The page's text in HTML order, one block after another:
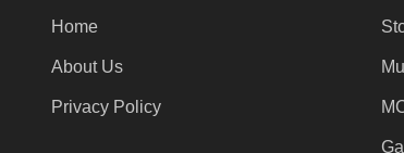
Home
About Us
Privacy Policy